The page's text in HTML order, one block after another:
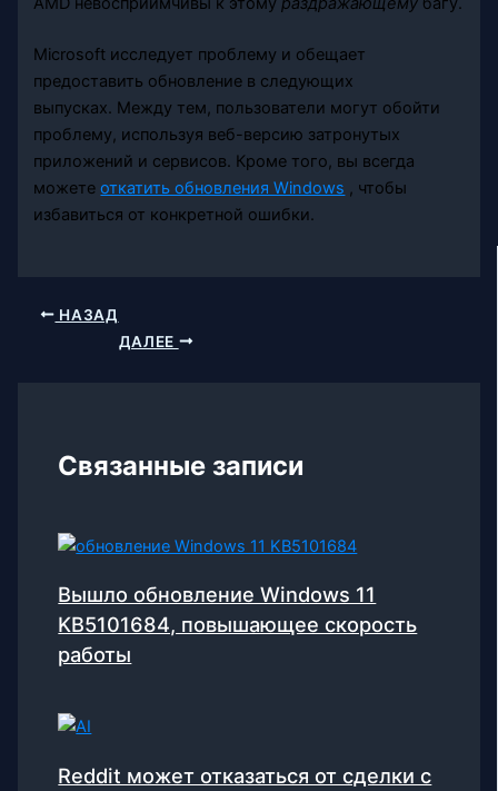
Microsoft исследует проблему и обещает
предоставить обновление в следующих
выпусках. Между тем, пользователи могут обойти
проблему, используя веб-версию затронутых
приложений и сервисов. Кроме того, вы всегда
можетеоткатить обновления Windows , чтобы
избавиться от конкретной ошибки.
НАЗАД
ДАЛЕЕ
Связанные записи
Вышло обновление Windows 11
KB5101684, повышающее скорость
работы
Reddit может отказаться от сделки с